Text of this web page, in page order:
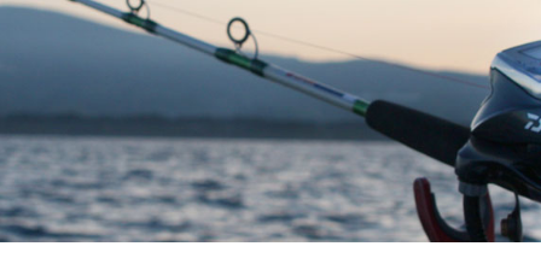
マリーナ案内
レンタルボート
ボート販売
ボート保管業務
船舶免許